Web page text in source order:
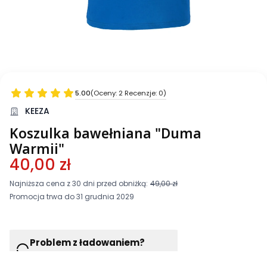
5.00(Oceny: 2 Recenzje: 0)
KEEZA
Koszulka bawełniana "Duma
Warmii"
40,00 zł
Najniższa cena z 30 dni przed obniżką: 49,00 zł
Promocja trwa do 31 grudnia 2029
Problem z ładowaniem?